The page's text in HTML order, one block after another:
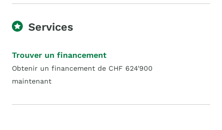
Services
Trouver un financement
Obtenir un financement de CHF 624'900
maintenant